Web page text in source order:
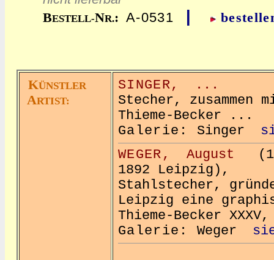
BESTELL-NR.: A-0531
KÜNSTLER
ARTIST:
SINGER,
...
Stecher, zusammen
Thieme-Becker ...
Galerie: Singer
WEGER,
August
1892 Leipzig),
Stahlstecher,
Leipzig eine
Thieme-Becker
Galerie: Weger